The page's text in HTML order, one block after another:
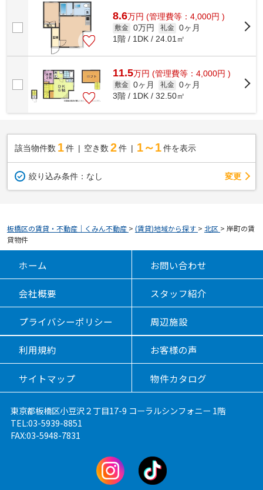
間を気にする必要がなくなります。ル...
8.6万円 (管理費等：4,000円 )
敷金 0万円 礼金 0ヶ月
1階 / 1DK / 24.01㎡
11.5万円 (管理費等：4,000円 )
敷金 0ヶ月 礼金 0ヶ月
3階 / 1DK / 32.50㎡
該当物件数 1件 空き数 2 件 1～1 件を表示
絞り込み条件： なし 変更
板橋区の賃貸・不動産｜くみん不動産 > (賃貸)地域から探す > 北区 > 岸町の賃
貸物件
ホーム お問い合わせ
会社概要 スタッフ紹介
プライバシーポリシー 周辺施設
利用規約 お客様の声
サイトマップ 物件カタログ
東京都板橋区小豆沢２丁目17-9 コーラルシンフォニー 1階
TEL:03-5939-8851
FAX:03-5948-7831